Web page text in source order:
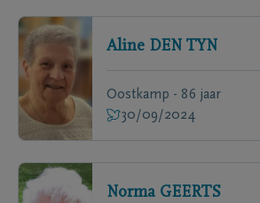
Aline DEN TYN
Oostkamp - 86 jaar
30/09/2024
Norma GEERTS